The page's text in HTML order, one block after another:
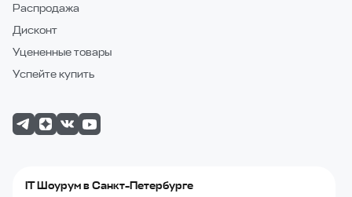
Распродажа
Дисконт
Уцененные товары
Успейте купить
IT Шоурум в Санкт-Петербурге